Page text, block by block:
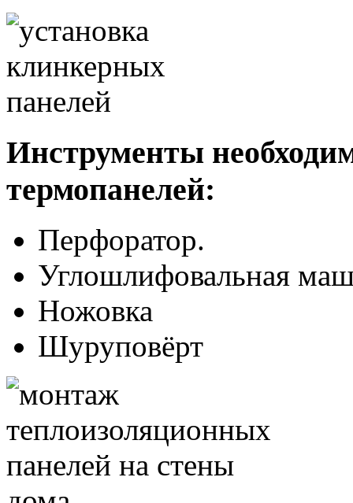
Инструменты
термопанелей:
Перфоратор.
Углошлифовальная
Ножовка
Шуруповёрт